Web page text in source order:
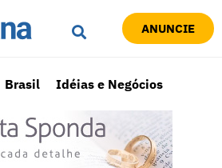
ANUNCIE
Brasil Idéias e Negócios